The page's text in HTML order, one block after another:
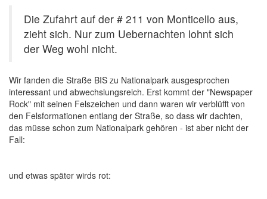
Die Zufahrt auf der # 211 von Monticello aus,
zieht sich. Nur zum Uebernachten lohnt sich
der Weg wohl nicht.
Wir fanden die Straße BIS zu Nationalpark ausgesprochen
interessant und abwechslungsreich. Erst kommt der "Newspaper
Rock" mit seinen Felszeichen und dann waren wir verblüfft von
den Felsformationen entlang der Straße, so dass wir dachten,
das müsse schon zum Nationalpark gehören - ist aber nicht der
Fall:
und etwas später wirds rot: